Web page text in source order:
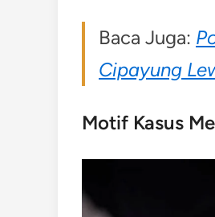
Baca Juga:
Cipayung
Motif Kasus